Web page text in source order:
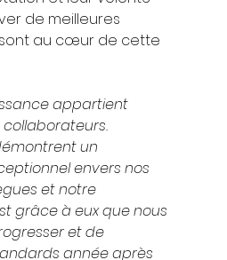
de meilleures
au cœur de cette
appartient
un
envers nos
et notre
grâce à eux que nous
et de
année après